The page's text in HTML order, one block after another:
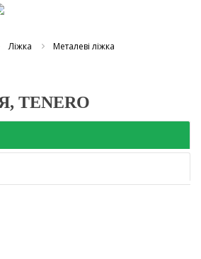
Ліжка
Металеві ліжка
TENERO